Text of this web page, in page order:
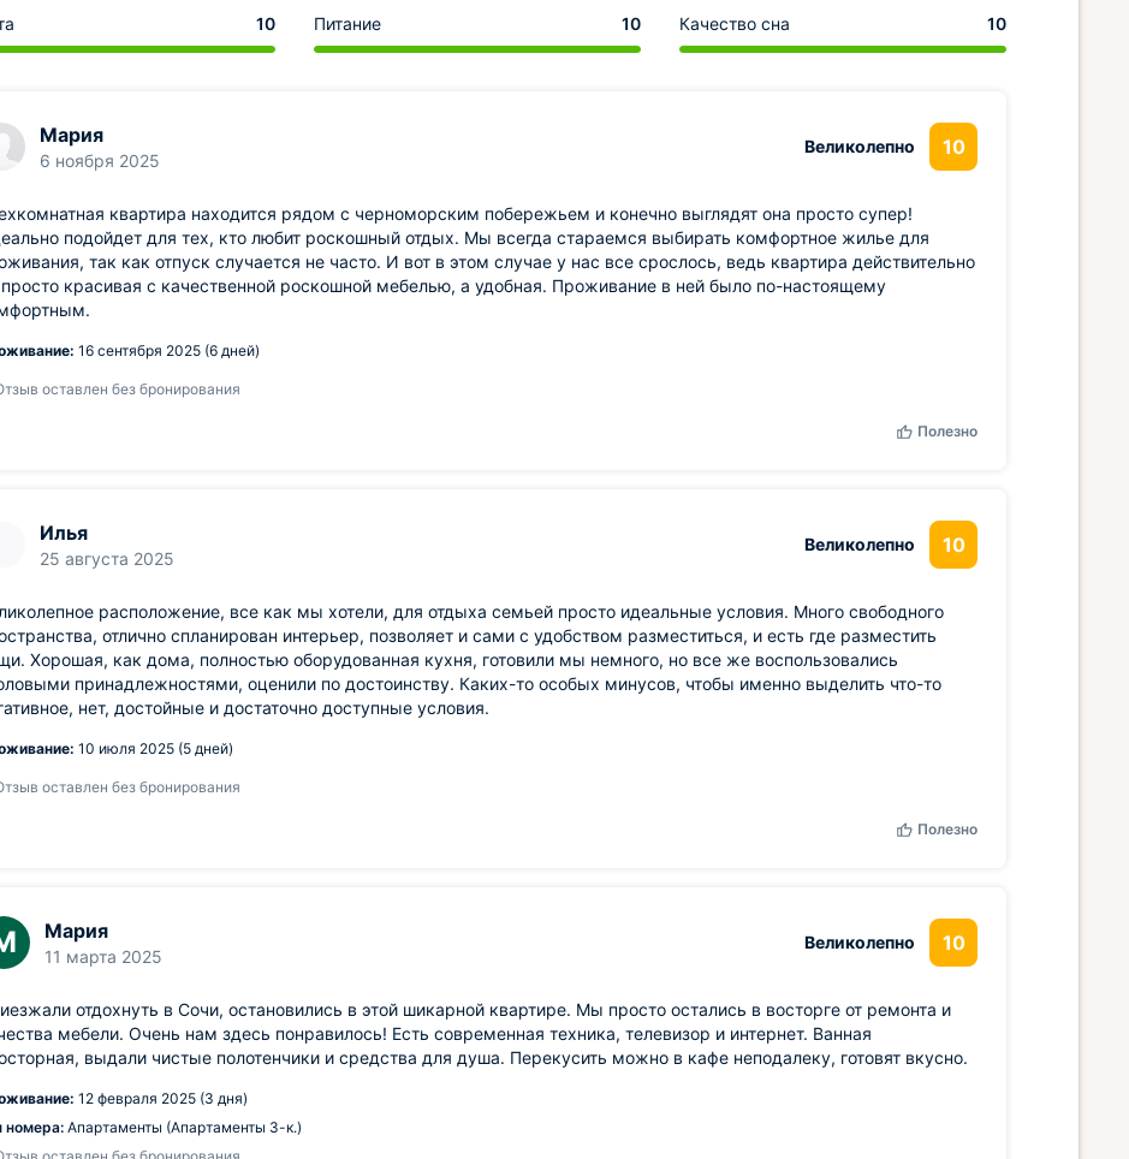
10 Питание 10 Качество сна 10
Мария
6 ноября 2025
Великолепно 10
квартира находится рядом с черноморским побережьем и конечно выглядят она просто супер!
подойдет для тех, кто любит роскошный отдых. Мы всегда стараемся выбирать комфортное жилье для
так как отпуск случается не часто. И вот в этом случае у нас все срослось, ведь квартира действительно
красивая с качественной роскошной мебелью, а удобная. Проживание в ней было по-настоящему
16 сентября 2025 (6 дней)
оставлен без бронирования
Полезно
Илья
25 августа 2025
Великолепно 10
расположение, все как мы хотели, для отдыха семьей просто идеальные условия. Много свободного
отлично спланирован интерьер, позволяет и сами с удобством разместиться, и есть где разместить
Хорошая, как дома, полностью оборудованная кухня, готовили мы немного, но все же воспользовались
принадлежностями, оценили по достоинству. Каких-то особых минусов, чтобы именно выделить что-то
нет, достойные и достаточно доступные условия.
10 июля 2025 (5 дней)
оставлен без бронирования
Полезно
Мария
11 марта 2025
Великолепно 10
отдохнуть в Сочи, остановились в этой шикарной квартире. Мы просто остались в восторге от ремонта и
мебели. Очень нам здесь понравилось! Есть современная техника, телевизор и интернет. Ванная
выдали чистые полотенчики и средства для душа. Перекусить можно в кафе неподалеку, готовят вкусно.
12 февраля 2025 (3 дня)
номера: Апартаменты (Апартаменты 3-к.)